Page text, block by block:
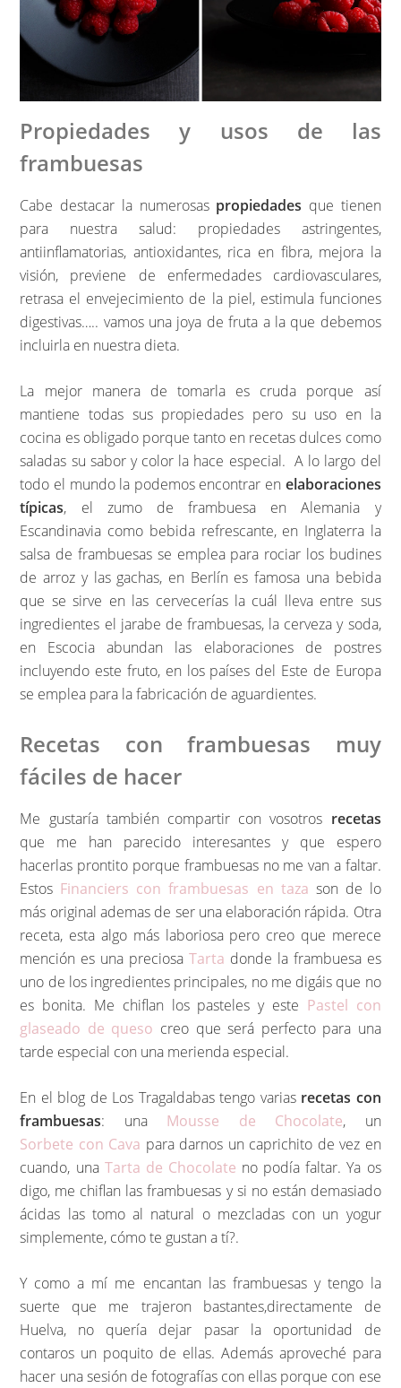
Propiedades y usos de las
frambuesas
Cabe destacar la numerosas propiedades que tienen
para nuestra salud: propiedades astringentes,
antiinflamatorias, antioxidantes, rica en fibra, mejora la
visión, previene de enfermedades cardiovasculares,
retrasa el envejecimiento de la piel, estimula funciones
digestivas….. vamos una joya de fruta a la que debemos
incluirla en nuestra dieta.
La mejor manera de tomarla es cruda porque así
mantiene todas sus propiedades pero su uso en la
cocina es obligado porque tanto en recetas dulces como
saladas su sabor y color la hace especial. A lo largo del
todo el mundo la podemos encontrar en elaboraciones
típicas, el zumo de frambuesa en Alemania y
Escandinavia como bebida refrescante, en Inglaterra la
salsa de frambuesas se emplea para rociar los budines
de arroz y las gachas, en Berlín es famosa una bebida
que se sirve en las cervecerías la cuál lleva entre sus
ingredientes el jarabe de frambuesas, la cerveza y soda,
en Escocia abundan las elaboraciones de postres
incluyendo este fruto, en los países del Este de Europa
se emplea para la fabricación de aguardientes.
Recetas con frambuesas muy
fáciles de hacer
Me gustaría también compartir con vosotros recetas
que me han parecido interesantes y que espero
hacerlas prontito porque frambuesas no me van a faltar.
Estos Financiers con frambuesas en taza son de lo
más original ademas de ser una elaboración rápida. Otra
receta, esta algo más laboriosa pero creo que merece
mención es una preciosa Tarta donde la frambuesa es
uno de los ingredientes principales, no me digáis que no
es bonita. Me chiflan los pasteles y este Pastel con
glaseado de queso creo que será perfecto para una
tarde especial con una merienda especial.
En el blog de Los Tragaldabas tengo varias recetas con
frambuesas: una Mousse de Chocolate, un
Sorbete con Cava para darnos un caprichito de vez en
cuando, una Tarta de Chocolate no podía faltar. Ya os
digo, me chiflan las frambuesas y si no están demasiado
ácidas las tomo al natural o mezcladas con un yogur
simplemente, cómo te gustan a tí?.
Y como a mí me encantan las frambuesas y tengo la
suerte que me trajeron bastantes,directamente de
Huelva, no quería dejar pasar la oportunidad de
contaros un poquito de ellas. Además aproveché para
hacer una sesión de fotografías con ellas porque con ese